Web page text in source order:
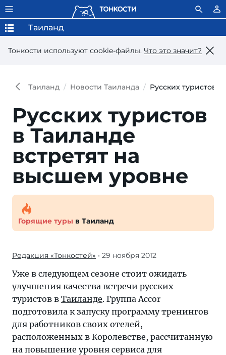
Тонкости используют сookie-файлы. Что это значит?
Таиланд
Таиланд Новости Таиланда Русских туристов
Русских туристов
в Таиланде
встретят на
высшем уровне
Горящие туры в Таиланд
Редакция «Тонкостей» • 29 ноября 2012
Уже в следующем сезоне стоит ожидать
улучшения качества встречи русских
туристов в Таиланде. Группа Accor
подготовила к запуску программу тренингов
для работников своих отелей,
расположенных в Королевстве, рассчитанную
на повышение уровня сервиса для